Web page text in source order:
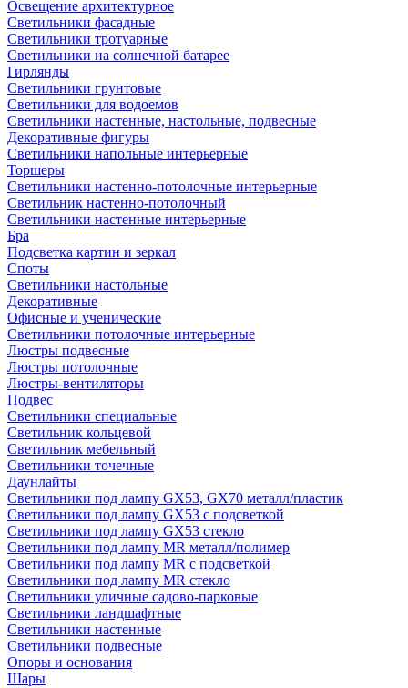
Освещение архитектурное
Светильники фасадные
Светильники тротуарные
Светильники на солнечной батарее
Гирлянды
Светильники грунтовые
Светильники для водоемов
Светильники настенные, настольные, подвесные
Декоративные фигуры
Светильники напольные интерьерные
Торшеры
Светильники настенно-потолочные интерьерные
Светильник настенно-потолочный
Светильники настенные интерьерные
Бра
Подсветка картин и зеркал
Споты
Светильники настольные
Декоративные
Офисные и ученические
Светильники потолочные интерьерные
Люстры подвесные
Люстры потолочные
Люстры-вентиляторы
Подвес
Светильники специальные
Светильник кольцевой
Светильник мебельный
Светильники точечные
Даунлайты
Светильники под лампу GX53, GX70 металл/пластик
Светильники под лампу GX53 с подсветкой
Светильники под лампу GX53 стекло
Светильники под лампу MR металл/полимер
Светильники под лампу MR с подсветкой
Светильники под лампу MR стекло
Светильники уличные садово-парковые
Светильники ландшафтные
Светильники настенные
Светильники подвесные
Опоры и основания
Шары